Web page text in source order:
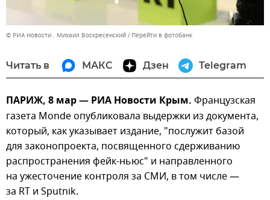
© РИА Новости . Михаил Воскресенский Перейти в фотобанк
Читать в МАКС Дзен Telegram
ПАРИЖ, 8 мар — РИА Новости Крым. Французская
газета Monde опубликовала выдержки из документа,
который, как указывает издание, "послужит базой
для законопроекта, посвященного сдерживанию
распространения фейк-ньюс" и направленного
на ужесточение контроля за СМИ, в том числе —
за RT и Sputnik.